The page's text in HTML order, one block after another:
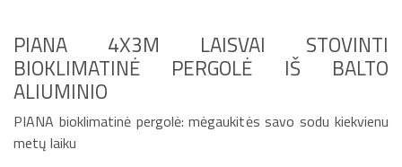
PIANA 4X3M LAISVAI STOVINTI
BIOKLIMATINĖ PERGOLĖ IŠ BALTO
ALIUMINIO
PIANA bioklimatinė pergolė: mėgaukitės savo sodu kiekvienu
metų laiku